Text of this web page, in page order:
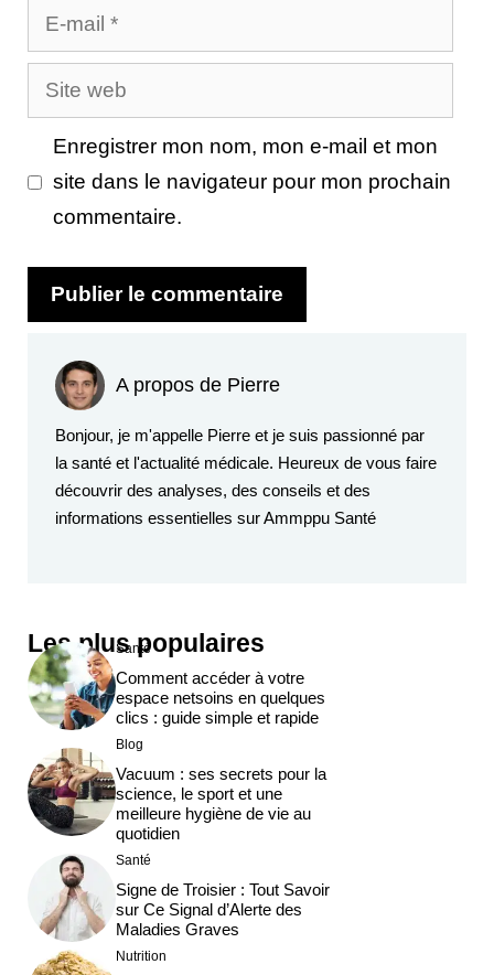
E-
mail
Site
web
Enregistrer mon nom, mon e-mail et mon
site dans le navigateur pour mon prochain
commentaire.
A propos de Pierre
Bonjour, je m'appelle Pierre et je suis passionné par
la santé et l'actualité médicale. Heureux de vous faire
découvrir des analyses, des conseils et des
informations essentielles sur Ammppu Santé
Les plus populaires
Santé
Comment accéder à votre
espace netsoins en quelques
clics : guide simple et rapide
Blog
Vacuum : ses secrets pour la
science, le sport et une
meilleure hygiène de vie au
quotidien
Santé
Signe de Troisier : Tout Savoir
sur Ce Signal d’Alerte des
Maladies Graves
Nutrition